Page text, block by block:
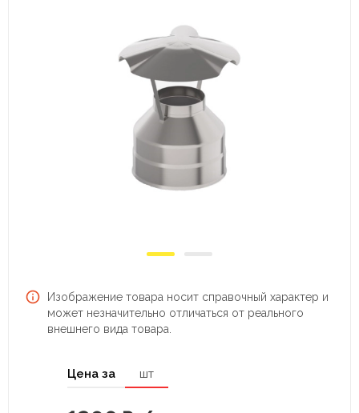
Изображение товара носит справочный характер и
может незначительно отличаться от реального
внешнего вида товара.
Цена за шт